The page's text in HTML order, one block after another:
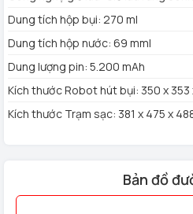
Roborock Saros 10R nổi bật với
7,98cm, cho phép robot dễ
như dưới ghế, giường, và tủ –
bụi truyền thống khó tiếp cận.
Dung tích hộp bụi: 270 ml
Dung tích hộp nước: 69 mml
Dung lượng pin: 5.200 mAh
Kích thước Robot hút bụi: 350 x 353
Kích thước Trạm sạc: 381 x 475 x
Bản đồ